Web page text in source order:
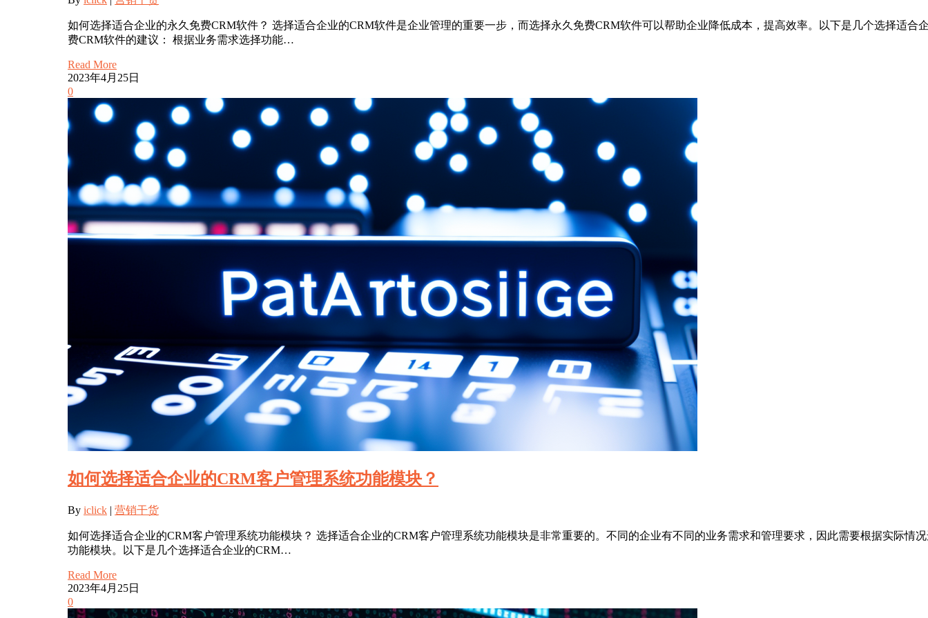
如何选择适合企业的永久免费CRM软件？ 选择适合企业的CRM软件是企业管理的重要一步，而选择永久免费CRM软件可以帮助企业降低成本，提高效率。以下是几个选择适合
费CRM软件的建议： 根据业务需求选择功能…
Read More
2023年4月25日
0
如何选择适合企业的CRM客户管理系统功能模块？
By iclick | 营销干货
如何选择适合企业的CRM客户管理系统功能模块？ 选择适合企业的CRM客户管理系统功能模块是非常重要的。不同的企业有不同的业务需求和管理要求，因此需要根据实际情
功能模块。以下是几个选择适合企业的CRM…
Read More
2023年4月25日
0